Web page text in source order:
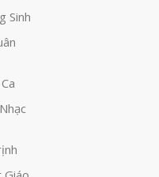
Sinh